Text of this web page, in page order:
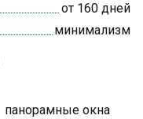
от 160 дней
минимализм
панорамные окна